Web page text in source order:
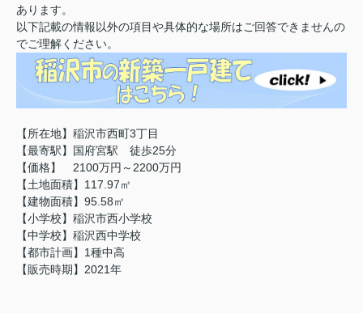
あります。
以下記載の情報以外の項目や具体的な場所はご回答できませんの
でご理解ください。
【所在地】稲沢市西町3丁目
【最寄駅】国府宮駅 徒歩25分
【価格】 2100万円～2200万円
【土地面積】117.97㎡
【建物面積】95.58㎡
【小学校】稲沢市西小学校
【中学校】稲沢西中学校
【都市計画】1種中高
【販売時期】2021年